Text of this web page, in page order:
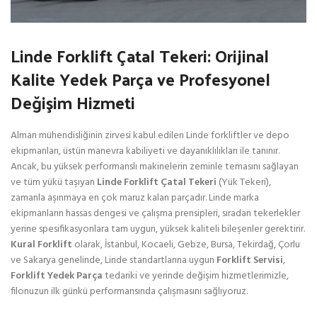
Linde Forklift Çatal Tekeri: Orijinal
Kalite Yedek Parça ve Profesyonel
Değişim Hizmeti
Alman mühendisliğinin zirvesi kabul edilen Linde forkliftler ve depo
ekipmanları, üstün manevra kabiliyeti ve dayanıklılıkları ile tanınır.
Ancak, bu yüksek performanslı makinelerin zeminle temasını sağlayan
ve tüm yükü taşıyan Linde Forklift Çatal Tekeri (Yük Tekeri),
zamanla aşınmaya en çok maruz kalan parçadır. Linde marka
ekipmanların hassas dengesi ve çalışma prensipleri, sıradan tekerlekler
yerine spesifikasyonlara tam uygun, yüksek kaliteli bileşenler gerektirir.
Kural Forklift olarak, İstanbul, Kocaeli, Gebze, Bursa, Tekirdağ, Çorlu
ve Sakarya genelinde, Linde standartlarına uygun Forklift Servisi,
Forklift Yedek Parçatedariki ve yerinde değişim hizmetlerimizle,
filonuzun ilk günkü performansında çalışmasını sağlıyoruz.